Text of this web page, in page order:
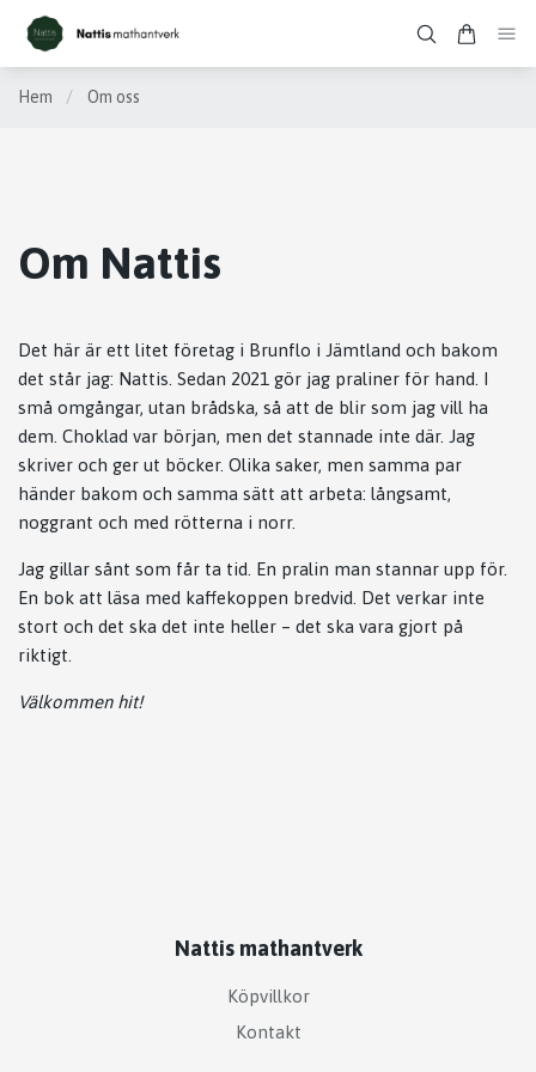
Hem / Om oss
Om Nattis
Det här är ett litet företag i Brunflo i Jämtland och bakom
det står jag: Nattis. Sedan 2021 gör jag praliner för hand. I
små omgångar, utan brådska, så att de blir som jag vill ha
dem. Choklad var början, men det stannade inte där. Jag
skriver och ger ut böcker. Olika saker, men samma par
händer bakom och samma sätt att arbeta: långsamt,
noggrant och med rötterna i norr.
Jag gillar sånt som får ta tid. En pralin man stannar upp för.
En bok att läsa med kaffekoppen bredvid. Det verkar inte
stort och det ska det inte heller – det ska vara gjort på
riktigt.
Välkommen hit!
Nattis mathantverk
Köpvillkor
Kontakt